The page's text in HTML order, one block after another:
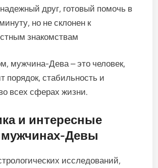
надежный друг, готовый помочь в
но не склонен к
знакомствам
мужчина-Дева – это человек,
порядок, стабильность и
всех сферах жизни.
и интересные
Девы
исследований,